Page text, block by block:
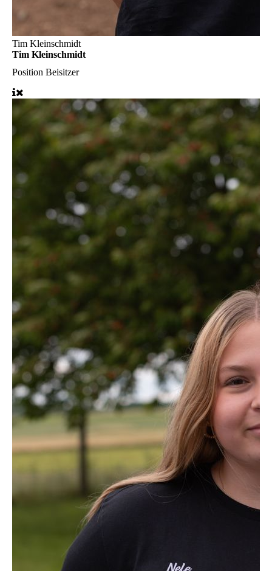
Tim Kleinschmidt
Tim Kleinschmidt
Position Beisitzer